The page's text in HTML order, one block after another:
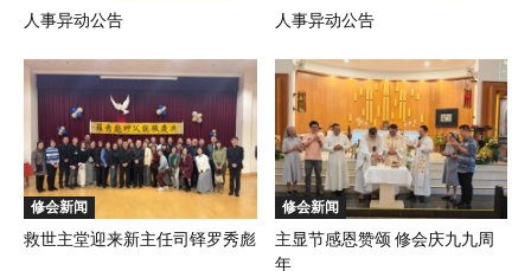
人事异动公告 人事异动公告
修会新闻
救世主堂迎来新主任司铎罗秀彪
修会新闻
主显节感恩赞颂 修会庆九九周
年